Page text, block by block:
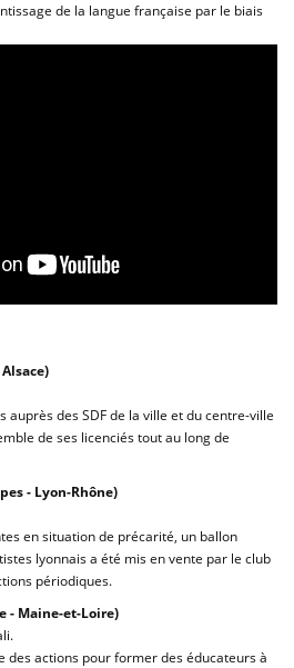
de la langue française par le biais
auprès des SDF de la ville et du centre-ville
de ses licenciés tout au long de
- Lyon-Rhône)
en situation de précarité, un ballon
lyonnais a été mis en vente par le club
périodiques.
- Maine-et-Loire)
des actions pour former des éducateurs à